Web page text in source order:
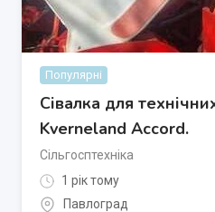
Популярні
Сівалка для
Kverneland Accord.
Сільгосптехніка
1 рік тому
Павлоград